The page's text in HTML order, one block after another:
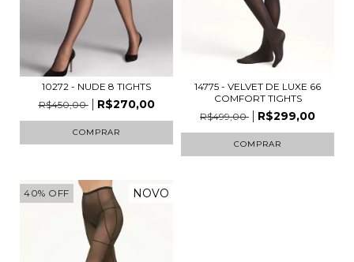
10272 - NUDE 8 TIGHTS
R$450,00
R$270,00
COMPRAR
14775 - VELVET DE LUXE 66
COMFORT TIGHTS
R$499,00
R$299,00
COMPRAR
40% OFF NOVO